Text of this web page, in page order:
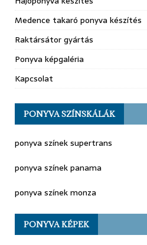
Medence takaró ponyva készítés
Raktársátor gyártás
Ponyva képgaléria
Kapcsolat
PONYVA SZÍNSKÁLÁK
ponyva színek supertrans
ponyva színek panama
ponyva színek monza
PONYVA KÉPEK